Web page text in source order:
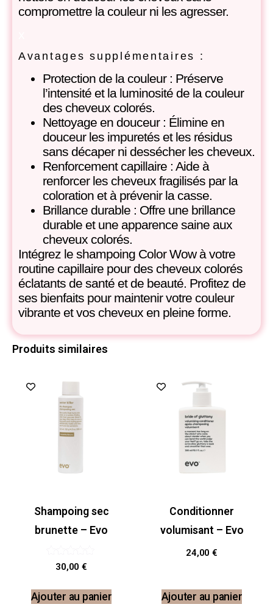
compromettre la couleur ni les agresser.
Avantages supplémentaires :
Protection de la couleur : Préserve
l’intensité et la luminosité de la couleur
des cheveux colorés.
Nettoyage en douceur : Élimine en
douceur les impuretés et les résidus
sans décaper ni dessécher les cheveux.
Renforcement capillaire : Aide à
renforcer les cheveux fragilisés par la
coloration et à prévenir la casse.
Brillance durable : Offre une brillance
durable et une apparence saine aux
cheveux colorés.
Intégrez le shampoing Color Wow à votre
routine capillaire pour des cheveux colorés
éclatants de santé et de beauté. Profitez de
ses bienfaits pour maintenir votre couleur
vibrante et vos cheveux en pleine forme.
Produits similaires
Shampoing sec
brunette – Evo
Note
5.00
30,00 €
Ajouter au panier
Conditionner
volumisant – Evo
24,00 €
Ajouter au panier